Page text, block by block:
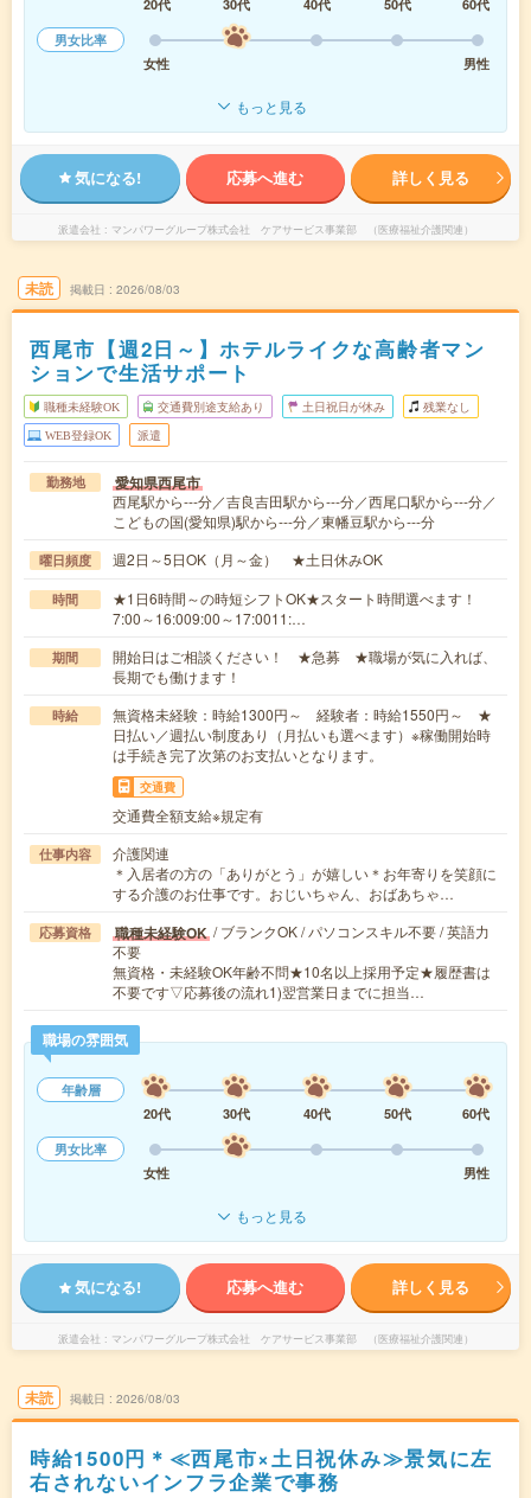
20代
30代 40代 50代
60代
男女比率
女性
男性
もっと見る
気になる! 応募へ進む 詳しく見る
派遣会社 マンパワーグループ株式会社 ケアサービス事業部 （医療福祉介護関連）
未読 掲載日 2026/08/03
西尾市【週2日～】ホテルライクな高齢者マン
ションで生活サポート
職種未経験OK 交通費別途支給あり 土日祝日が休み 残業なし
WEB登録OK 派遣
勤務地 愛知県西尾市
西尾駅から---分／吉良吉田駅から---分／西尾口駅から---分／
こどもの国(愛知県)駅から---分／東幡豆駅から---分
曜日頻度 週2日～5日OK（月～金） ★土日休みOK
時間
★1日6時間～の時短シフトOK★スタート時間選べます！
7:00～16:009:00～17:0011:…
期間
開始日はご相談ください！ ★急募 ★職場が気に入れば、
長期でも働けます！
時給
無資格未経験：時給1300円～ 経験者：時給1550円～ ★
日払い／週払い制度あり（月払いも選べます）※稼働開始時
は手続き完了次第のお支払いとなります。
交通費
交通費全額支給※規定有
仕事内容
介護関連
＊入居者の方の「ありがとう」が嬉しい＊お年寄りを笑顔に
する介護のお仕事です。おじいちゃん、おばあちゃ…
応募資格 職種未経験OK / ブランクOK / パソコンスキル不要 / 英語力
不要
無資格・未経験OK年齢不問★10名以上採用予定★履歴書は
不要です▽応募後の流れ1)翌営業日までに担当…
職場の雰囲気
年齢層
20代
30代 40代 50代
60代
男女比率
女性
男性
もっと見る
気になる! 応募へ進む 詳しく見る
派遣会社 マンパワーグループ株式会社 ケアサービス事業部 （医療福祉介護関連）
未読 掲載日 2026/08/03
時給1500円＊≪西尾市×土日祝休み≫景気に左
右されないインフラ企業で事務